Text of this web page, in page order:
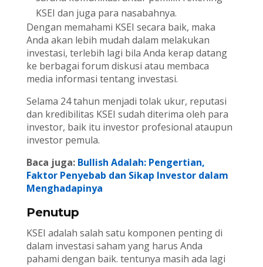
KSEI dan juga para nasabahnya.
Dengan memahami KSEI secara baik, maka
Anda akan lebih mudah dalam melakukan
investasi, terlebih lagi bila Anda kerap datang
ke berbagai forum diskusi atau membaca
media informasi tentang investasi.
Selama 24 tahun menjadi tolak ukur, reputasi
dan kredibilitas KSEI sudah diterima oleh para
investor, baik itu investor profesional ataupun
investor pemula.
Baca juga: Bullish Adalah: Pengertian,
Faktor Penyebab dan Sikap Investor dalam
Menghadapinya
Penutup
KSEI adalah salah satu komponen penting di
dalam investasi saham yang harus Anda
pahami dengan baik. tentunya masih ada lagi